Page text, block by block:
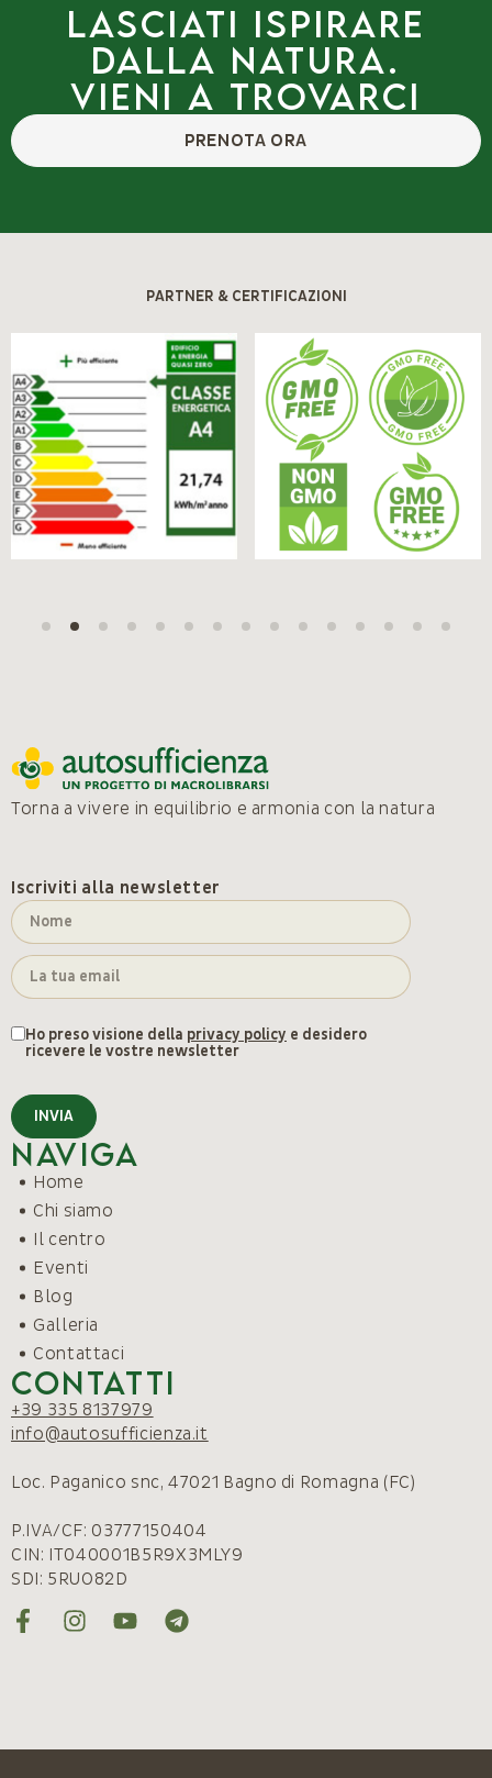
Lasciati ispirare
dalla natura.
Vieni a trovarci
PRENOTA ORA
PARTNER & CERTIFICAZIONI
Torna a vivere in equilibrio e armonia con la natura
Iscriviti alla newsletter
Ho preso visione della privacy policy e desidero
ricevere le vostre newsletter
INVIA
Naviga
Home
Chi siamo
Il centro
Eventi
Blog
Galleria
Contattaci
Contatti
+39 335 8137979
info@autosufficienza.it
Loc. Paganico snc, 47021 Bagno di Romagna (FC)
P.IVA/CF: 03777150404
CIN: IT040001B5R9X3MLY9
SDI: 5RUO82D